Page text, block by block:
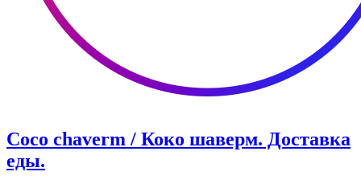
Coco chaverm / Коко шаверм. Доставка
еды.